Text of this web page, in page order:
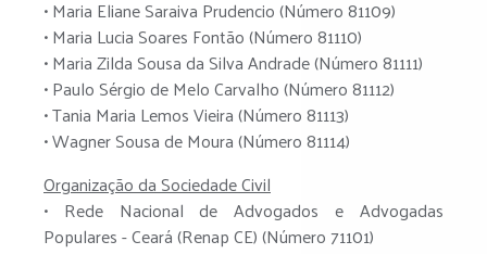
• Maria Eliane Saraiva Prudencio (Número 81109)
• Maria Lucia Soares Fontão (Número 81110)
• Maria Zilda Sousa da Silva Andrade (Número 81111)
• Paulo Sérgio de Melo Carvalho (Número 81112)
• Tania Maria Lemos Vieira (Número 81113)
• Wagner Sousa de Moura (Número 81114)
Organização da Sociedade Civil
• Rede Nacional de Advogados e Advogadas
Populares - Ceará (Renap CE) (Número 71101)